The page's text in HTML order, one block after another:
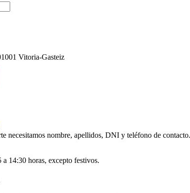
Vitoria-Gasteiz
necesitamos nombre, apellidos, DNI y teléfono de contacto.
14:30 horas, excepto festivos.